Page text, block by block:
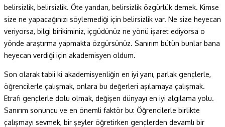
belirsizlik, belirsizlik. Öte yandan, belirsizlik özgürlük demek. Kimse
size ne yapacağınızı söylemediği için belirsizlik var. Ne size heyecan
veriyorsa, bilgi birikiminiz, içgüdünüz ne yönü işaret ediyorsa o
yönde araştırma yapmakta özgürsünüz. Sanırım bütün bunlar bana
heyecan verdiği için akademisyen oldum.
Son olarak tabii ki akademisyenliğin en iyi yanı, parlak gençlerle,
öğrencilerle çalışmak, onlara bu değerleri aşılamaya çalışmak.
Etrafı gençlerle dolu olmak, değişen dünyayı en iyi algılama yolu.
Sanırım sonuncu ve en önemli faktör bu: Öğrencilerle birlikte
çalışmayı sevmek, bir şeyler öğretirken gençlerden devamlı bir